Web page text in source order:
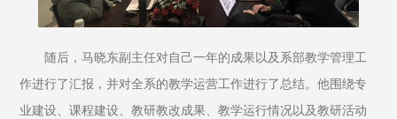
随后，马晓东副主任对自己一年的成果以及系部教学管理工
作进行了汇报，并对全系的教学运营工作进行了总结。他围绕专
业建设、课程建设、教研教改成果、教学运行情况以及教研活动